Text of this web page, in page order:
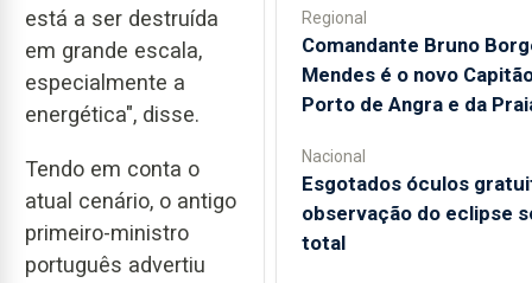
está a ser destruída
em grande escala,
especialmente a
energética", disse.
Tendo em conta o
atual cenário, o antigo
primeiro-ministro
português advertiu
Regional
Comandante Bruno
Mendes é o novo
Porto de Angra e da
Nacional
Esgotados óculos
observação do eclipse
total